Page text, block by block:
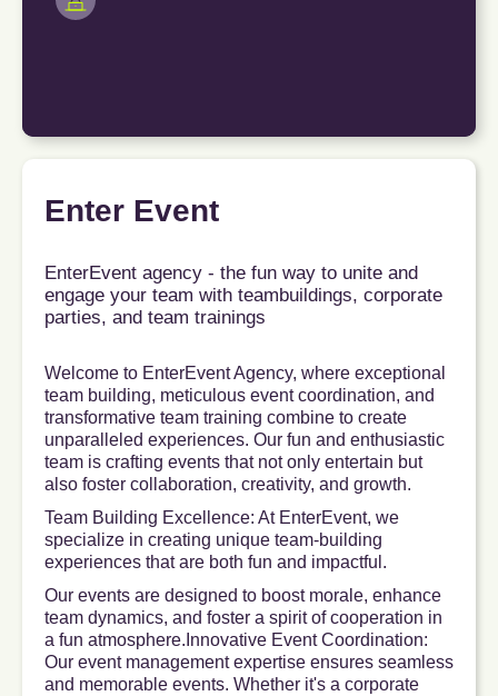
Enter Event
EnterEvent agency - the fun way to unite and
engage your team with teambuildings, corporate
parties, and team trainings
Welcome to EnterEvent Agency, where exceptional
team building, meticulous event coordination, and
transformative team training combine to create
unparalleled experiences. Our fun and enthusiastic
team is crafting events that not only entertain but
also foster collaboration, creativity, and growth.
Team Building Excellence: At EnterEvent, we
specialize in creating unique team-building
experiences that are both fun and impactful.
Our events are designed to boost morale, enhance
team dynamics, and foster a spirit of cooperation in
a fun atmosphere​.Innovative Event Coordination:
Our event management expertise ensures seamless
and memorable events. Whether it's a corporate